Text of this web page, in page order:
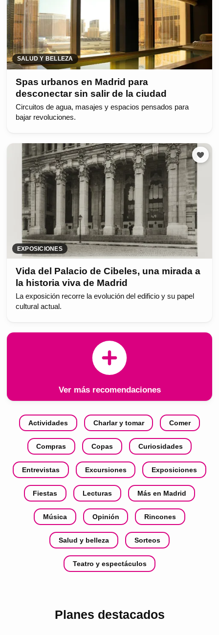
SALUD Y BELLEZA
Spas urbanos en Madrid para
desconectar sin salir de la ciudad
Circuitos de agua, masajes y espacios pensados para
bajar revoluciones.
EXPOSICIONES
Vida del Palacio de Cibeles, una mirada a
la historia viva de Madrid
La exposición recorre la evolución del edificio y su papel
cultural actual.
Ver más recomendaciones
Actividades Charlar y tomar Comer
Compras Copas Curiosidades
Entrevistas Excursiones Exposiciones
Fiestas Lecturas Más en Madrid
Música Opinión Rincones
Salud y belleza Sorteos
Teatro y espectáculos
Planes destacados